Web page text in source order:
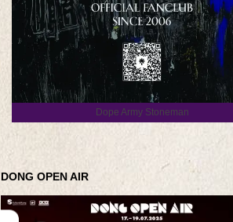
Dope Army Stoneman
DONG OPEN AIR